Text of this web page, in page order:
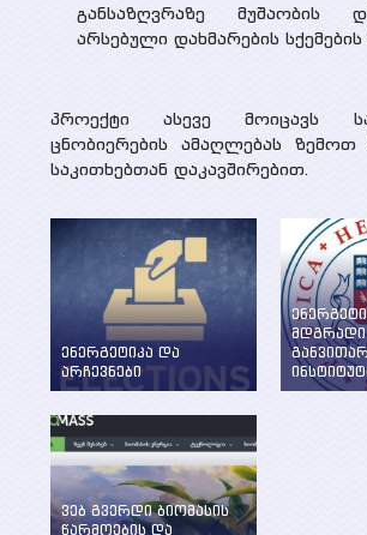
განსაზღვრაზე მუშაობის
არსებული დახმარების
პროექტი ასევე მოიცავს
ცნობიერების ამაღლებას
საკითხებთან დაკავშირებით.
ენერგეტიკა და
არჩევნები
ენერგეტიკის
საკითხების განხილვა
პერიოდში
მდგრადი
WEG-მა
ვებ გვერდი ბიომასის
წარმოების და